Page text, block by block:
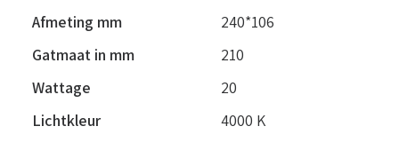
Afmeting mm
240*106
Gatmaat in mm
210
Wattage
20
Lichtkleur
4000 K